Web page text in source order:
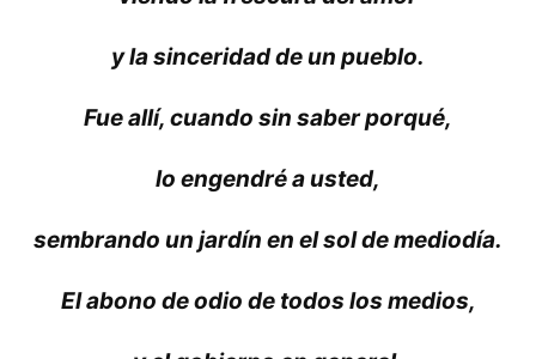
y la sinceridad de un pueblo.
Fue allí, cuando sin saber porqué,
lo engendré a usted,
sembrando un jardín en el sol de mediodía.
El abono de odio de todos los medios,